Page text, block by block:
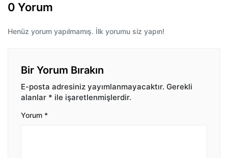
0 Yorum
Henüz yorum yapılmamış. İlk yorumu siz yapın!
Bir Yorum Bırakın
E-posta adresiniz yayımlanmayacaktır. Gerekli
alanlar * ile işaretlenmişlerdir.
Yorum *